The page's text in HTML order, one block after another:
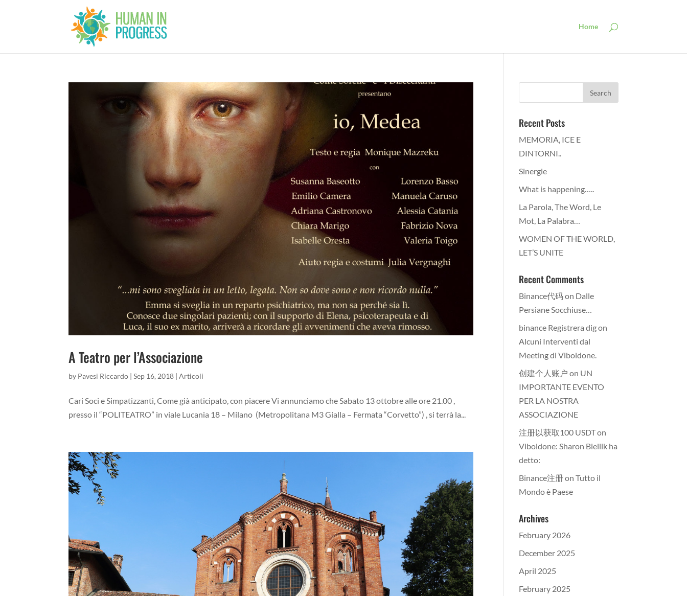
Home
A Teatro per l’Associazione
by Pavesi Riccardo |Sep 16, 2018 |Articoli
Cari Soci e Simpatizzanti, Come già anticipato, con piacere Vi annunciamo che Sabato 13 ottobre alle ore 21.00 ,
presso il “POLITEATRO” in viale Lucania 18 – Milano (Metropolitana M3 Gialla – Fermata “Corvetto”) , si terrà la...
Recent Posts
MEMORIA, ICE E
DINTORNI..
Sinergie
What is happening…..
La Parola, The Word, Le
Mot, La Palabra…
WOMEN OF THE WORLD,
LET’S UNITE
Recent Comments
Binance代码on Dalle
Persiane Socchiuse…
binance Registrera digon
Alcuni Interventi dal
Meeting di Viboldone.
创建个人账户 on UN
IMPORTANTE EVENTO
PER LA NOSTRA
ASSOCIAZIONE
注册以获取100 USDTon
Viboldone: Sharon Biellik ha
detto:
Binance注册onTutto il
Mondo è Paese
Archives
February 2026
December 2025
April 2025
February 2025